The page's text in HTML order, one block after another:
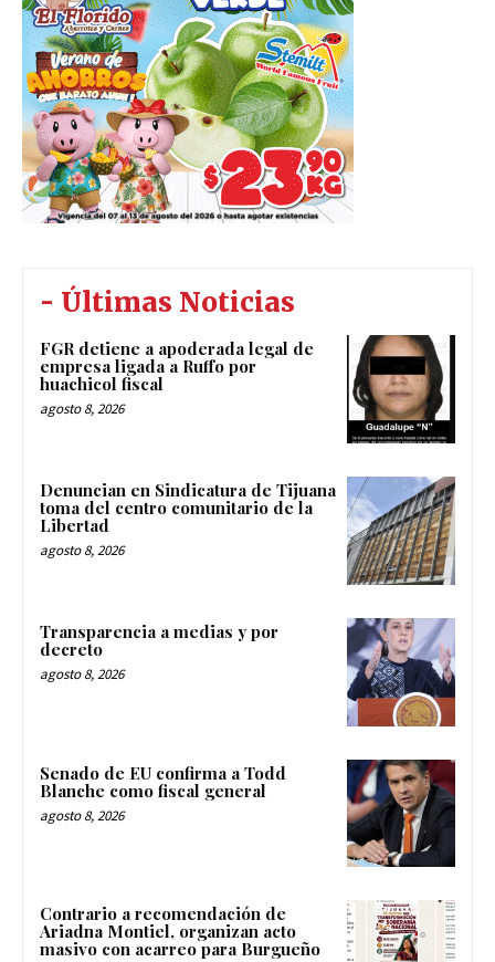
- Últimas Noticias
FGR detiene a apoderada legal de
empresa ligada a Ruffo por
huachicol fiscal
agosto 8, 2026
Denuncian en Sindicatura de Tijuana
toma del centro comunitario de la
Libertad
agosto 8, 2026
Transparencia a medias y por
decreto
agosto 8, 2026
Senado de EU confirma a Todd
Blanche como fiscal general
agosto 8, 2026
Contrario a recomendación de
Ariadna Montiel, organizan acto
masivo con acarreo para Burgueño